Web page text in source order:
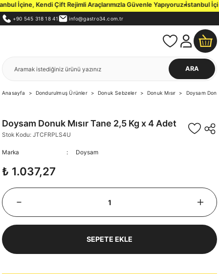
İçine, Kendi Çift Rejimli Araçlarımızla Güvenle Yapıyoruz.İstanbul İçi
+90 545 318 18 41 info@gastro34.com.tr
ARA
Anasayfa Dondurulmuş Ürünler Donuk Sebzeler Donuk Mısır Doysam
Doysam Donuk Mısır Tane 2,5 Kg x 4 Adet
Stok Kodu: JTCFRPLS4U
Marka Doysam
₺ 1.037,27
SEPETE EKLE